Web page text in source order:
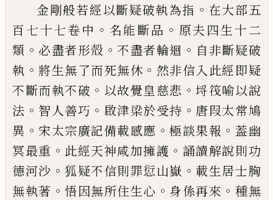
金剛般若經以斷疑破執為指 。 在大部五
百七十七卷中 。 名能斷品 。 原夫四生十二
類 。 必盡者形殻 。不盡者輪迴 。 自非斷疑破
執 。 將生無了而死無休 。 然非信入此經即疑
不斷而執不破 。 以故覺皇慈悲 。埒筏喻以說
法 。 智人善巧 。 啟津梁於受持 。 唐叚太常鳩
異 。 宋太宗廣記備載感應 。極談果報 。葢幽
冥最重 。 此經天神咸加擁護 。 誦讀解說則功
德河沙 。狐疑不信則罪愆山嶽 。 載生居士胸
無執著 。悟因無所住生心 。 身係再來 。種無